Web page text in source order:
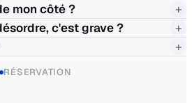
mon côté ?
+
c'est grave ?
+
+
RÉSERVATION